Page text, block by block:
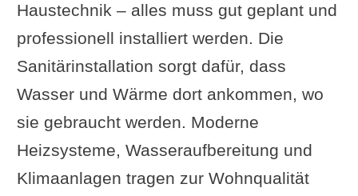
Haustechnik – alles muss gut geplant und
professionell installiert werden. Die
Sanitärinstallation sorgt dafür, dass
Wasser und Wärme dort ankommen, wo
sie gebraucht werden. Moderne
Heizsysteme, Wasseraufbereitung und
Klimaanlagen tragen zur Wohnqualität